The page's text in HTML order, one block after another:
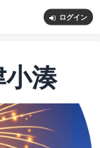
ログイン
湊